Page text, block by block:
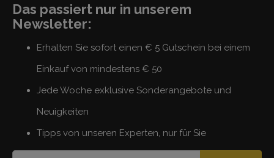
Das passiert nur in unserem
Newsletter:
Erhalten Sie sofort einen € 5 Gutschein bei einem
Einkauf von mindestens € 50
Jede Woche exklusive Sonderangebote und
Neuigkeiten
Tipps von unseren Experten, nur für Sie